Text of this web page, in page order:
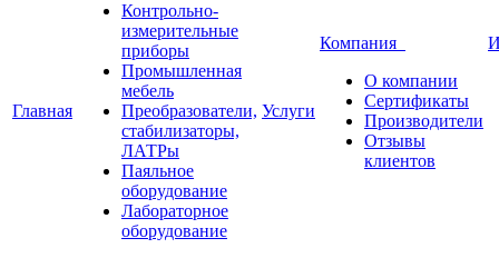
Главная
Контрольно-
измерительные
приборы
Промышленная
мебель
Преобразователи,
стабилизаторы,
ЛАТРы
Паяльное
оборудование
Лабораторное
оборудование
Услуги
Компания
О компании
Сертификаты
Производители
Отзывы
клиентов